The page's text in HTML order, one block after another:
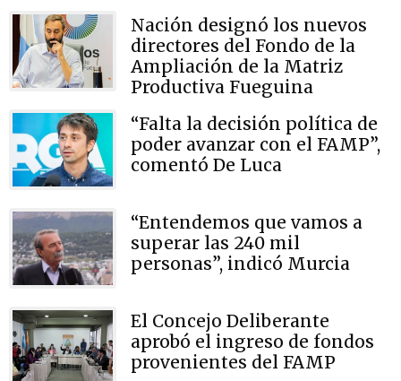
Nación designó los nuevos
directores del Fondo de la
Ampliación de la Matriz
Productiva Fueguina
“Falta la decisión política de
poder avanzar con el FAMP”,
comentó De Luca
“Entendemos que vamos a
superar las 240 mil
personas”, indicó Murcia
El Concejo Deliberante
aprobó el ingreso de fondos
provenientes del FAMP